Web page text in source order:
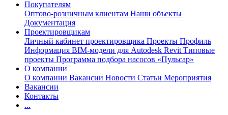
Покупателям
Оптово-розничным клиентам Наши объекты
Документация
Проектировщикам
Личный кабинет проектировщика Проекты Профиль
Информация BIM-модели для Autodesk Revit Типовые
проекты Программа подбора насосов «Пульсар»
О компании
О компании Вакансии Новости Статьи Мероприятия
Вакансии
Контакты
...